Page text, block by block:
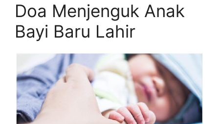
Doa Menjenguk Anak
Bayi Baru Lahir